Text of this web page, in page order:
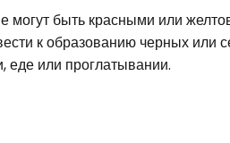
могут быть красными или
к образованию черных или
еде или проглатывании.